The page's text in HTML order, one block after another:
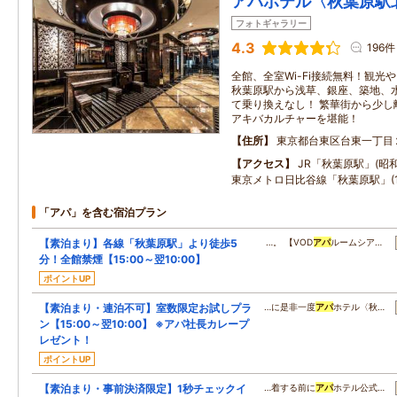
フォトギャラリー
4.3 196件
全館、全室Wi-Fi接続無料！観光
秋葉原駅から浅草、銀座、築地、
て乗り換えなし！ 繁華街から少
アキバカルチャーを堪能！
住所
東京都台東区台東一丁目
アクセス
JR「秋葉原駅」(昭
東京メトロ日比谷線「秋葉原駅」
「アパ」を含む宿泊プラン
【素泊まり】各線「秋葉原駅」より徒歩5
分！全館禁煙【15:00～翌10:00】
ポイントUP
…。 【VODアパルームシア…
【素泊まり・連泊不可】室数限定お試しプラ
ン【15:00～翌10:00】 ※アパ社長カレープ
レゼント！
ポイントUP
…に是非一度アパホテル〈秋…
【素泊まり・事前決済限定】1秒チェックイ …着する前にアパホテル公式…